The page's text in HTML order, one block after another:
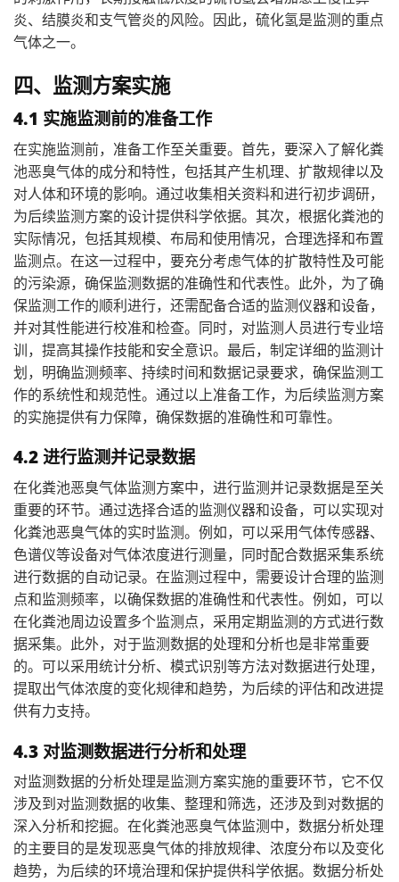
炎、结膜炎和支气管炎的风险。因此，硫化氢是监测的重点
气体之一。
四、监测方案实施
4.1 实施监测前的准备工作
在实施监测前，准备工作至关重要。首先，要深入了解化粪
池恶臭气体的成分和特性，包括其产生机理、扩散规律以及
对人体和环境的影响。通过收集相关资料和进行初步调研，
为后续监测方案的设计提供科学依据。其次，根据化粪池的
实际情况，包括其规模、布局和使用情况，合理选择和布置
监测点。在这一过程中，要充分考虑气体的扩散特性及可能
的污染源，确保监测数据的准确性和代表性。此外，为了确
保监测工作的顺利进行，还需配备合适的监测仪器和设备，
并对其性能进行校准和检查。同时，对监测人员进行专业培
训，提高其操作技能和安全意识。最后，制定详细的监测计
划，明确监测频率、持续时间和数据记录要求，确保监测工
作的系统性和规范性。通过以上准备工作，为后续监测方案
的实施提供有力保障，确保数据的准确性和可靠性。
4.2 进行监测并记录数据
在化粪池恶臭气体监测方案中，进行监测并记录数据是至关
重要的环节。通过选择合适的监测仪器和设备，可以实现对
化粪池恶臭气体的实时监测。例如，可以采用气体传感器、
色谱仪等设备对气体浓度进行测量，同时配合数据采集系统
进行数据的自动记录。在监测过程中，需要设计合理的监测
点和监测频率，以确保数据的准确性和代表性。例如，可以
在化粪池周边设置多个监测点，采用定期监测的方式进行数
据采集。此外，对于监测数据的处理和分析也是非常重要
的。可以采用统计分析、模式识别等方法对数据进行处理，
提取出气体浓度的变化规律和趋势，为后续的评估和改进提
供有力支持。
4.3 对监测数据进行分析和处理
对监测数据的分析处理是监测方案实施的重要环节，它不仅
涉及到对监测数据的收集、整理和筛选，还涉及到对数据的
深入分析和挖掘。在化粪池恶臭气体监测中，数据分析处理
的主要目的是发现恶臭气体的排放规律、浓度分布以及变化
趋势，为后续的环境治理和保护提供科学依据。数据分析处